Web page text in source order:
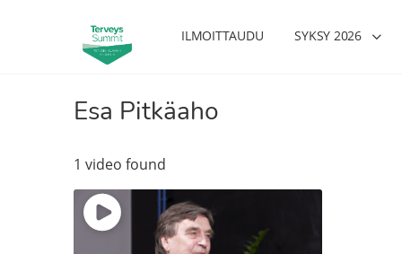
ILMOITTAUDU SYKSY 2026
Esa Pitkäaho
1 video found